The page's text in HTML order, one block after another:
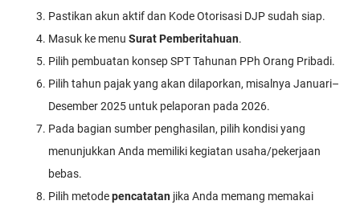
Pastikan akun aktif dan Kode Otorisasi DJP sudah siap.
Masuk ke menu Surat Pemberitahuan.
Pilih pembuatan konsep SPT Tahunan PPh Orang Pribadi.
Pilih tahun pajak yang akan dilaporkan, misalnya Januari–
Desember 2025 untuk pelaporan pada 2026.
Pada bagian sumber penghasilan, pilih kondisi yang
menunjukkan Anda memiliki kegiatan usaha/pekerjaan
bebas.
Pilih metodepencatatan jika Anda memang memakai